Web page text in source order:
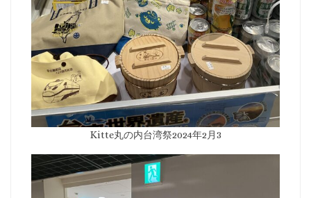
Kitte丸の内台湾祭2024年2月3